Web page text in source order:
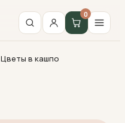
0
Цветы в кашпо